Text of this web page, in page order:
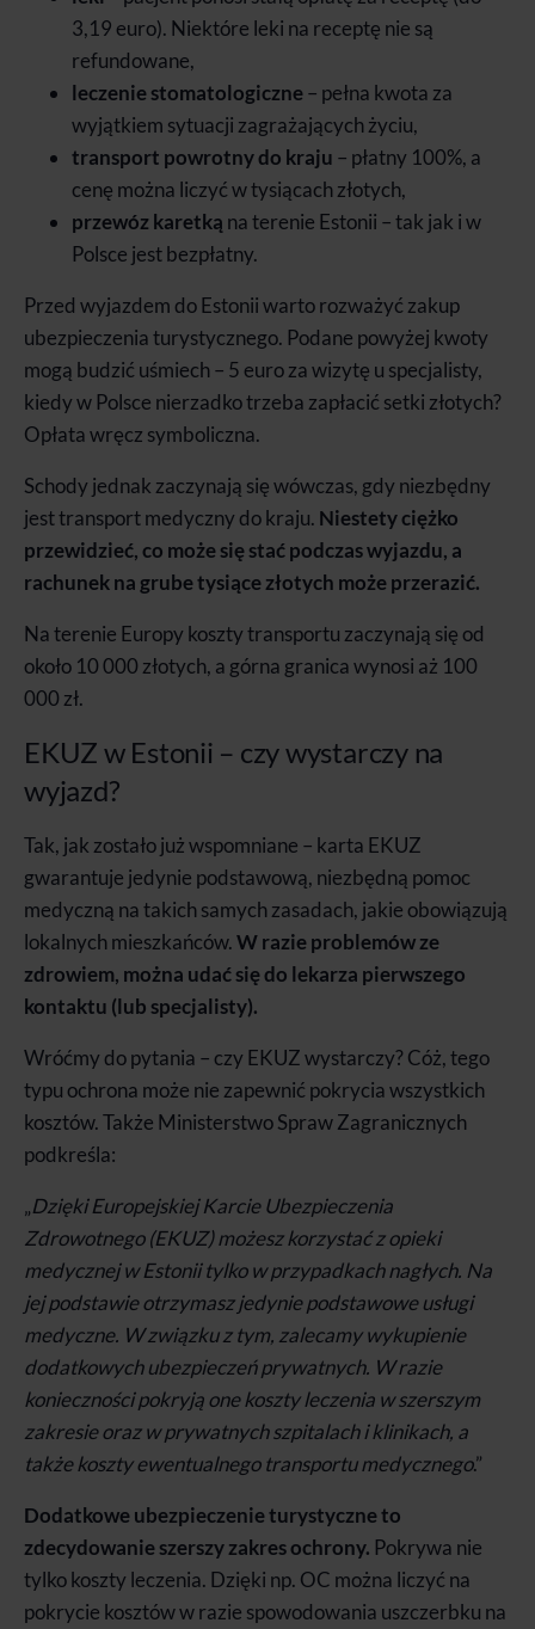
3,19 euro). Niektóre leki na receptę nie są
refundowane,
leczenie stomatologiczne– pełna kwota za
wyjątkiem sytuacji zagrażających życiu,
transport powrotny do kraju – płatny 100%, a
cenę można liczyć w tysiącach złotych,
przewóz karetką na terenie Estonii – tak jak i w
Polsce jest bezpłatny.
Przed wyjazdem do Estonii warto rozważyć zakup
ubezpieczenia turystycznego. Podane powyżej kwoty
mogą budzić uśmiech – 5 euro za wizytę u specjalisty,
kiedy w Polsce nierzadko trzeba zapłacić setki złotych?
Opłata wręcz symboliczna.
Schody jednak zaczynają się wówczas, gdy niezbędny
jest transport medyczny do kraju. Niestety ciężko
przewidzieć, co może się stać podczas wyjazdu, a
rachunek na grube tysiące złotych może przerazić.
Na terenie Europy koszty transportu zaczynają się od
około 10 000 złotych, a górna granica wynosi aż 100
000 zł.
EKUZ w Estonii – czy wystarczy na
wyjazd?
Tak, jak zostało już wspomniane – karta EKUZ
gwarantuje jedynie podstawową, niezbędną pomoc
medyczną na takich samych zasadach, jakie obowiązują
lokalnych mieszkańców.W razie problemów ze
zdrowiem, można udać się do lekarza pierwszego
kontaktu (lub specjalisty).
Wróćmy do pytania – czy EKUZ wystarczy? Cóż, tego
typu ochrona może nie zapewnić pokrycia wszystkich
kosztów. Także Ministerstwo Spraw Zagranicznych
podkreśla:
„Dzięki Europejskiej Karcie Ubezpieczenia
Zdrowotnego (EKUZ) możesz korzystać z opieki
medycznej w Estonii tylko w przypadkach nagłych. Na
jej podstawie otrzymasz jedynie podstawowe usługi
medyczne. W związku z tym, zalecamy wykupienie
dodatkowych ubezpieczeń prywatnych. W razie
konieczności pokryją one koszty leczenia w szerszym
zakresie oraz w prywatnych szpitalach i klinikach, a
także koszty ewentualnego transportu medycznego.”
Dodatkowe ubezpieczenie turystyczne to
zdecydowanie szerszy zakres ochrony. Pokrywa nie
tylko koszty leczenia. Dzięki np. OC można liczyć na
pokrycie kosztów w razie spowodowania uszczerbku na